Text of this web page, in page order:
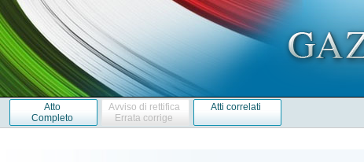
Atto
Completo
Avviso di rettifica
Errata corrige
Atti correlati